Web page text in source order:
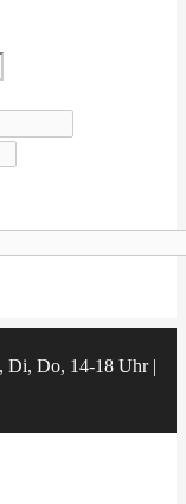
Di, Do, 14-18 Uhr |